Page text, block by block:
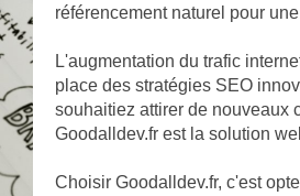
référencement naturel pour
L'augmentation du trafic
place des stratégies SEO
souhaitiez attirer de nouveaux
Goodalldev.fr est la solution
Choisir Goodalldev.fr, c'est